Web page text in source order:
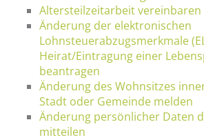
Altersteilzeitarbeit vereinbaren
Änderung der elektronischen
Lohnsteuerabzugsmerkmale
Heirat/Eintragung einer
beantragen
Änderung des Wohnsitzes
Stadt oder Gemeinde melden
Änderung persönlicher Daten
mitteilen